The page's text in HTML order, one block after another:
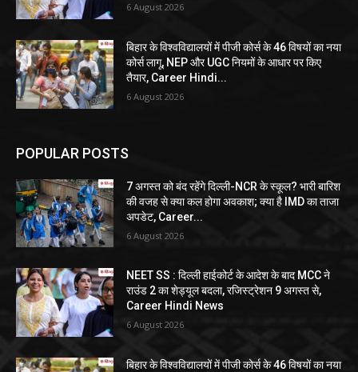
6 August 2026
बिहार के विश्वविद्यालयों में पीजी कोर्स के 46 विषयों का नया
कोर्स लागू, NEP और UGC नियमों के आधार पर किए
तैयार, Career Hindi...
6 August 2026
POPULAR POSTS
7 अगस्त को बंद रहेंगे दिल्ली-NCR के स्कूल? भारी बारिश
की वजह से क्या कल होगा अवकाश; क्या है IMD का ताजा
अपडेट, Career...
6 August 2026
NEET SS : दिल्ली हाईकोर्ट के आदेश के बाद MCC ने
राउंड 2 का शेड्यूल बदला, रजिस्ट्रेशन 9 अगस्त से,
Career Hindi News
6 August 2026
बिहार के विश्वविद्यालयों में पीजी कोर्स के 46 विषयों का नया